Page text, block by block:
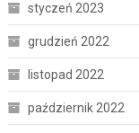
styczeń 2023
grudzień 2022
listopad 2022
październik 2022